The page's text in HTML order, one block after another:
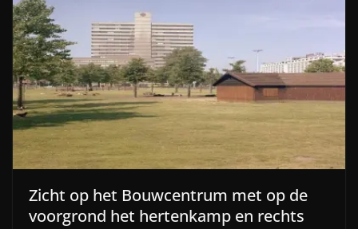
Zicht op het Bouwcentrum met op de
voorgrond het hertenkamp en rechts